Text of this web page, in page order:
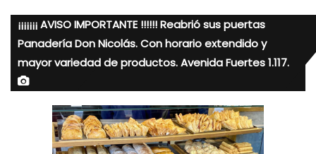
¡¡¡¡¡¡¡ AVISO IMPORTANTE !!!!!! Reabrió sus puertas
Panadería Don Nicolás. Con horario extendido y
mayor variedad de productos. Avenida Fuertes 1.117.